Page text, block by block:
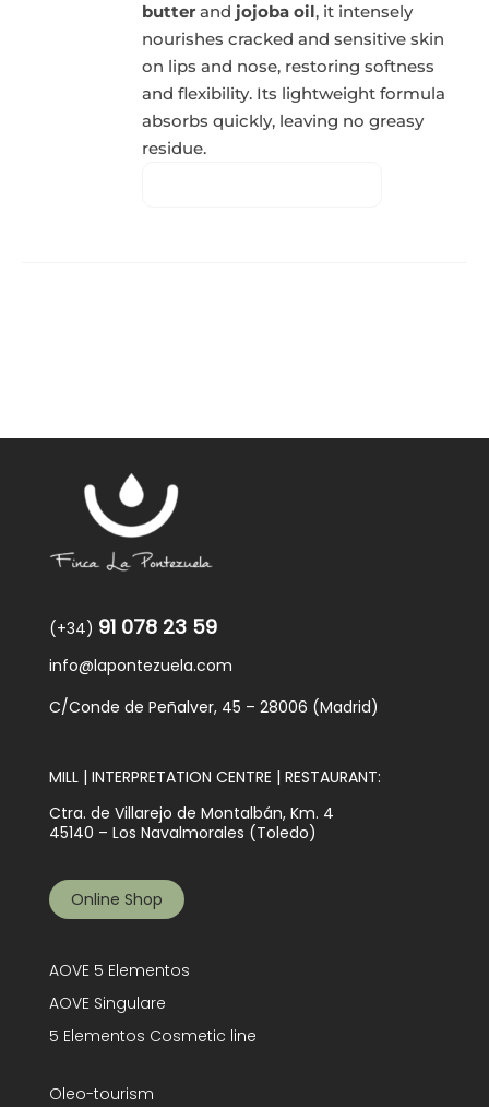
butter and jojoba oil, it intensely
nourishes cracked and sensitive skin
on lips and nose, restoring softness
and flexibility. Its lightweight formula
absorbs quickly, leaving no greasy
residue.
(+34) 91 078 23 59
info@lapontezuela.com
C/Conde de Peñalver, 45 – 28006 (Madrid)
MILL | INTERPRETATION CENTRE | RESTAURANT:
Ctra. de Villarejo de Montalbán, Km. 4
45140 – Los Navalmorales (Toledo)
Online Shop
AOVE 5 Elementos
AOVE Singulare
5 Elementos Cosmetic line
Oleo-tourism